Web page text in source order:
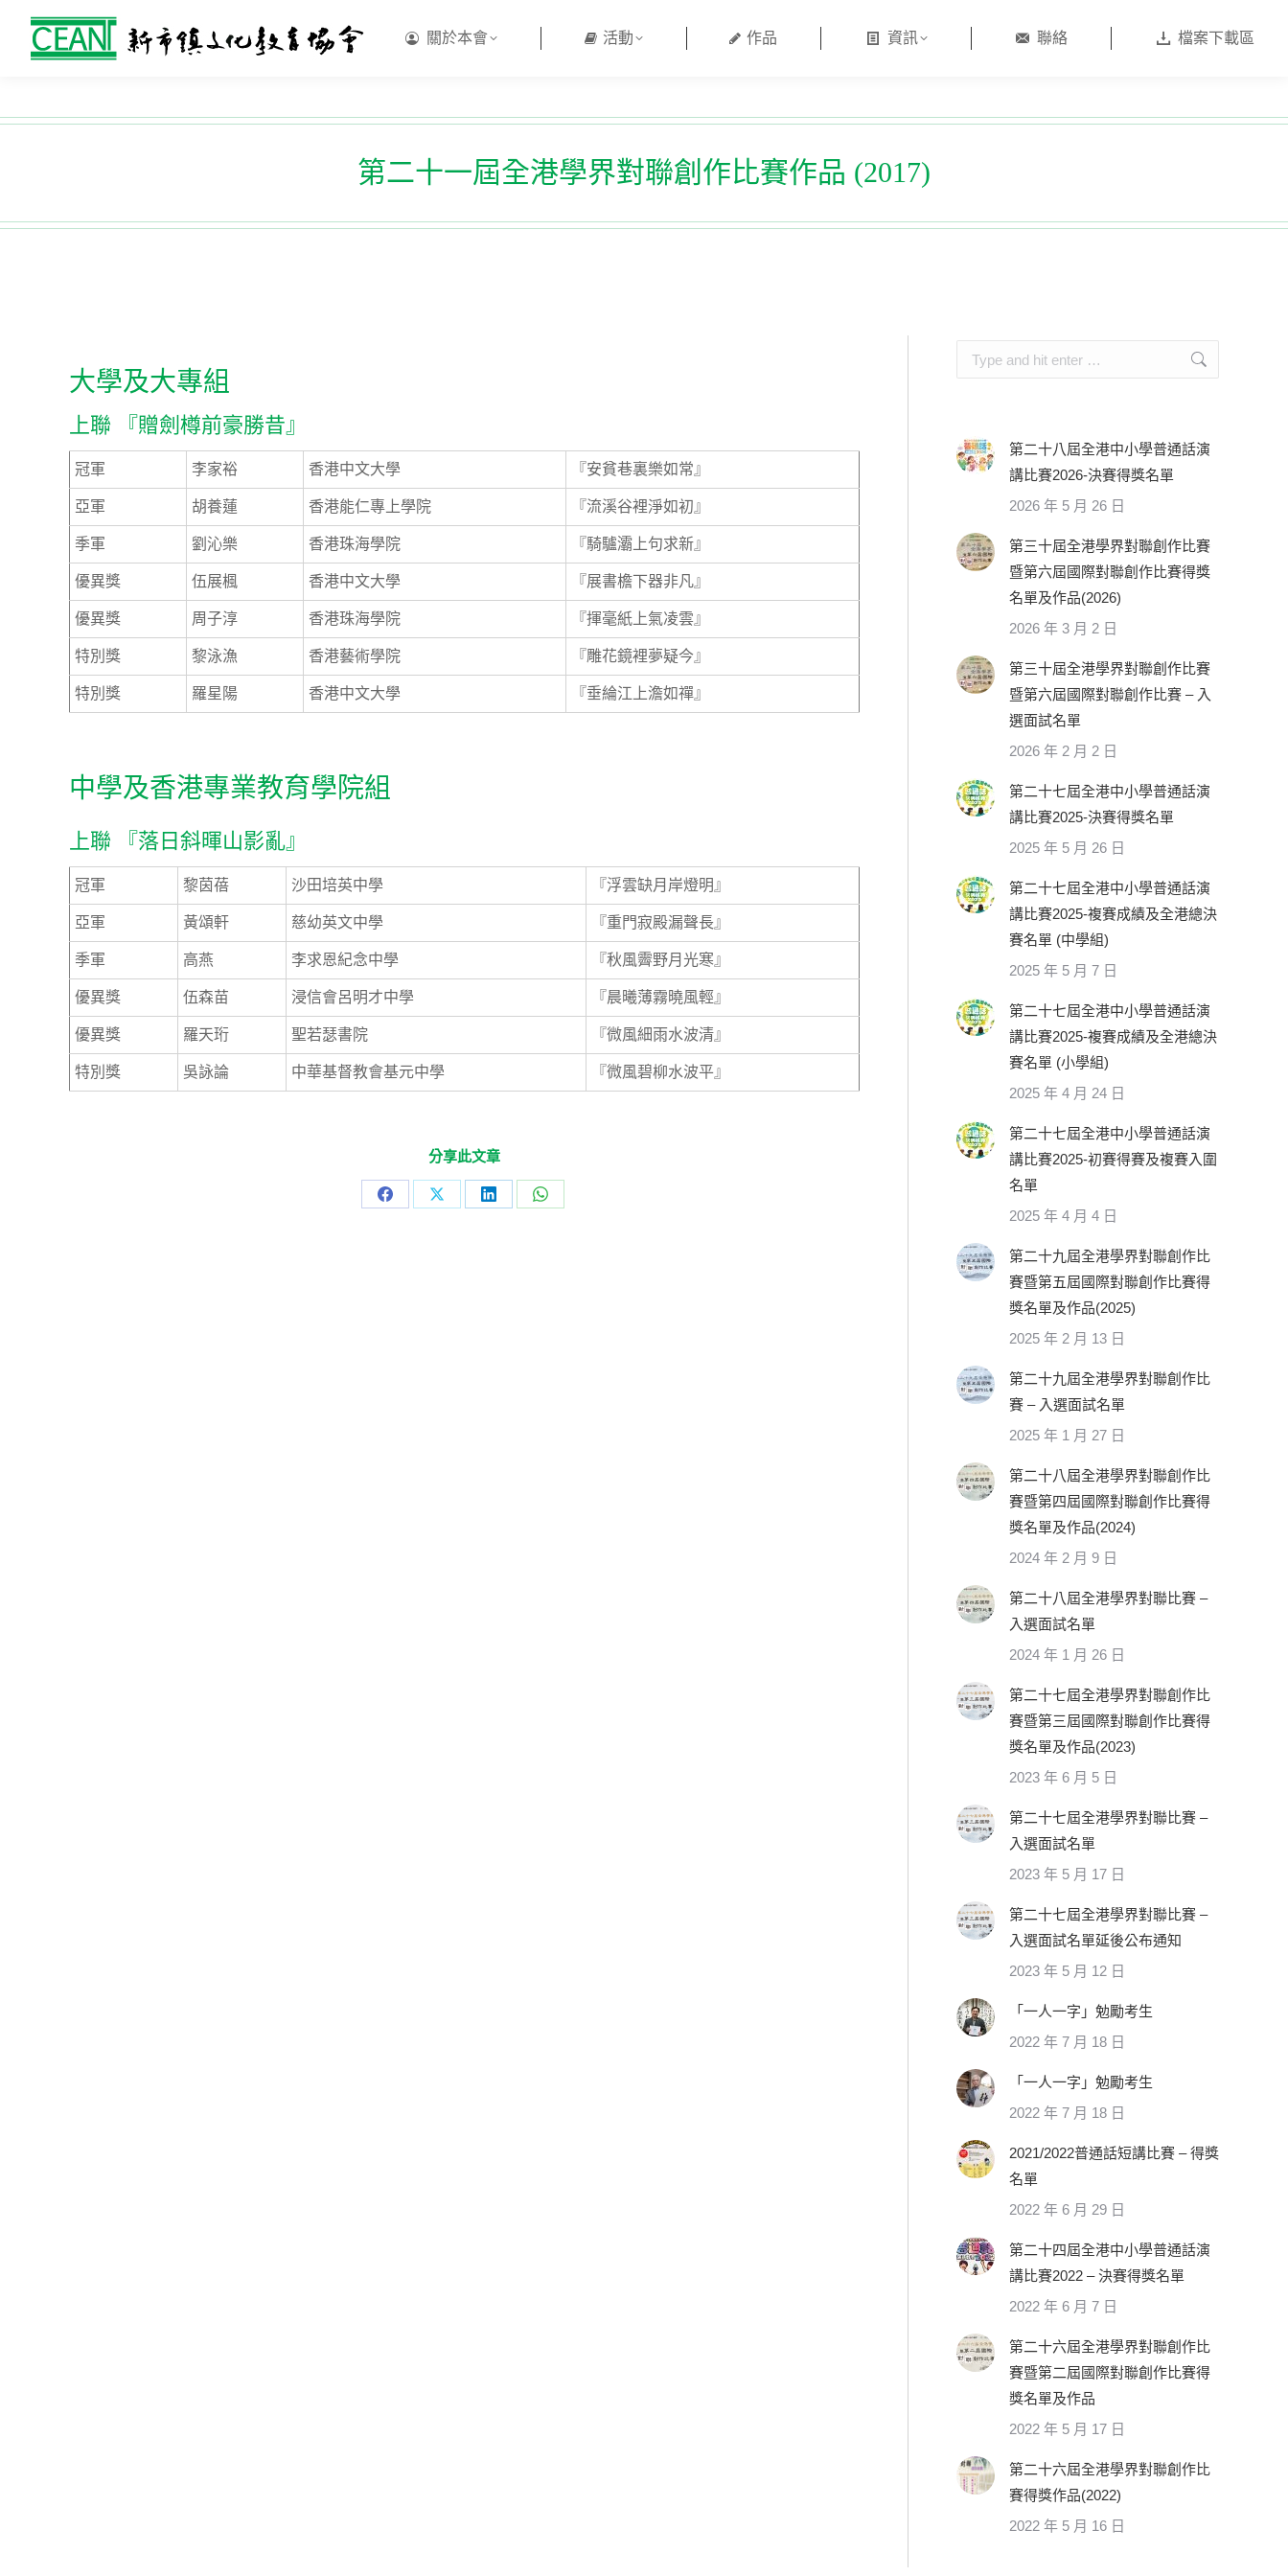
關於本會 活動 作品 資訊 聯絡 檔案下載區
第二十一屆全港學界對聯創作比賽作品 (2017)
大學及大專組
上聯 『贈劍樽前豪勝昔』
冠軍 李家裕 香港中文大學 『安貧巷裏樂如常』
亞軍 胡養蓮 香港能仁專上學院 『流溪谷裡淨如初』
季軍 劉沁樂 香港珠海學院 『騎驢灞上句求新』
優異獎 伍展楓 香港中文大學 『展書檐下器非凡』
優異獎 周子淳 香港珠海學院 『揮毫紙上氣凌雲』
特別獎 黎泳漁 香港藝術學院 『雕花鏡裡夢疑今』
特別獎 羅星陽 香港中文大學 『垂綸江上澹如禪』
中學及香港專業教育學院組
上聯 『落日斜暉山影亂』
冠軍 黎茵蓓 沙田培英中學 『浮雲缺月岸燈明』
亞軍 黃頌軒 慈幼英文中學 『重門寂殿漏聲長』
季軍 高燕 李求恩紀念中學 『秋風霽野月光寒』
優異獎 伍森苗 浸信會呂明才中學 『晨曦薄霧曉風輕』
優異獎 羅天珩 聖若瑟書院 『微風細雨水波清』
特別獎 吳詠論 中華基督教會基元中學 『微風碧柳水波平』
分享此文章
Share
Share
Share
Share
Search:
第二十八屆全港中小學普通話演
講比賽2026-決賽得獎名單
2026 年 5 月 26 日
第三十屆全港學界對聯創作比賽
暨第六屆國際對聯創作比賽得獎
名單及作品(2026)
2026 年 3 月 2 日
第三十屆全港學界對聯創作比賽
暨第六屆國際對聯創作比賽 – 入
選面試名單
2026 年 2 月 2 日
第二十七屆全港中小學普通話演
講比賽2025-決賽得獎名單
2025 年 5 月 26 日
第二十七屆全港中小學普通話演
講比賽2025-複賽成績及全港總決
賽名單 (中學組)
2025 年 5 月 7 日
第二十七屆全港中小學普通話演
講比賽2025-複賽成績及全港總決
賽名單 (小學組)
2025 年 4 月 24 日
第二十七屆全港中小學普通話演
講比賽2025-初賽得賽及複賽入圍
名單
2025 年 4 月 4 日
第二十九屆全港學界對聯創作比
賽暨第五屆國際對聯創作比賽得
獎名單及作品(2025)
2025 年 2 月 13 日
第二十九屆全港學界對聯創作比
賽 – 入選面試名單
2025 年 1 月 27 日
第二十八屆全港學界對聯創作比
賽暨第四屆國際對聯創作比賽得
獎名單及作品(2024)
2024 年 2 月 9 日
第二十八屆全港學界對聯比賽 –
入選面試名單
2024 年 1 月 26 日
第二十七屆全港學界對聯創作比
賽暨第三屆國際對聯創作比賽得
獎名單及作品(2023)
2023 年 6 月 5 日
第二十七屆全港學界對聯比賽 –
入選面試名單
2023 年 5 月 17 日
第二十七屆全港學界對聯比賽 –
入選面試名單延後公布通知
2023 年 5 月 12 日
「一人一字」勉勵考生
2022 年 7 月 18 日
「一人一字」勉勵考生
2022 年 7 月 18 日
2021/2022普通話短講比賽 – 得獎
名單
2022 年 6 月 29 日
第二十四屆全港中小學普通話演
講比賽2022 – 決賽得獎名單
2022 年 6 月 7 日
第二十六屆全港學界對聯創作比
賽暨第二屆國際對聯創作比賽得
獎名單及作品
2022 年 5 月 17 日
第二十六屆全港學界對聯創作比
賽得獎作品(2022)
2022 年 5 月 16 日